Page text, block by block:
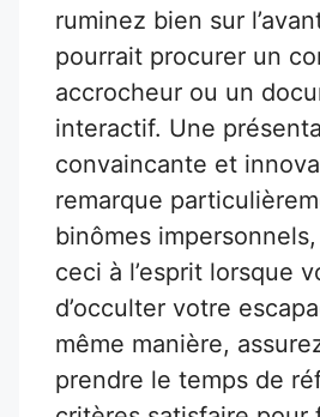
ruminez bien sur
pourrait procurer un
accrocheur ou un
interactif. Une
convaincante et
remarque
binômes
ceci à l’esprit lorsque
d’occulter votre
même manière,
prendre le temps de